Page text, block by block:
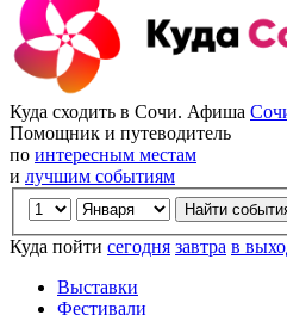
Куда сходить в Сочи. Афиша
Помощник и путеводитель
по интересным местам
и лучшим событиям
Куда пойти сегодня завтра в
Выставки
Фестивали